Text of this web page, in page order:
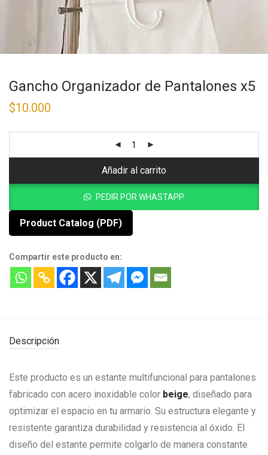
Gancho Organizador de Pantalones x5
$10.000
Añadir al carrito
PEDIR POR WHASTAPP
Product Catalog (PDF)
Compartir este producto en:
Descripción
Este producto es un estante multifuncional para pantalones
fabricado con acero inoxidable color beige, diseñado para
optimizar el espacio en tu armario. Su estructura elegante y
resistente garantiza durabilidad y resistencia al óxido. El
diseño del estante permite colgarlo de manera constante